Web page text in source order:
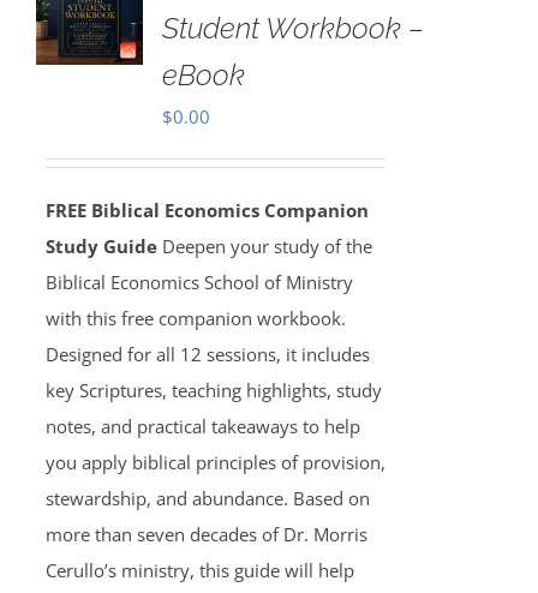
Student Workbook –
eBook
$0.00
FREE Biblical Economics Companion
Study Guide Deepen your study of the
Biblical Economics School of Ministry
with this free companion workbook.
Designed for all 12 sessions, it includes
key Scriptures, teaching highlights, study
notes, and practical takeaways to help
you apply biblical principles of provision,
stewardship, and abundance. Based on
more than seven decades of Dr. Morris
Cerullo’s ministry, this guide will help